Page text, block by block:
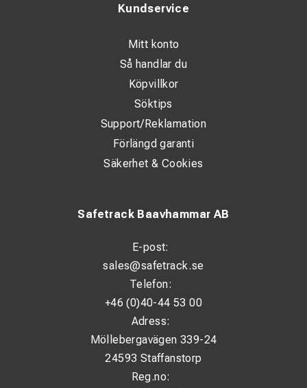
Safetrack Baavhammar AB
E-post:
sales@safetrack.se
Telefon:
+46 (0)40-44 53 00
Adress:
Möllebergavägen 339-24
24593 Staffanstorp
Reg.no:
Kundservice
Mitt konto
Så handlar du
Köpvillkor
Söktips
Support/Reklamation
Förlängd garanti
Säkerhet & Cookies